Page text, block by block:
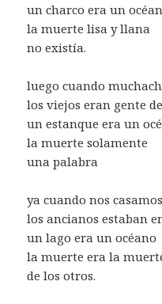
un charco era un
la muerte lisa y llana
no existía.
luego cuando
los viejos eran gente
un estanque era un
la muerte solamente
una palabra
ya cuando nos casamos
los ancianos estaban
un lago era un océano
la muerte era la
de los otros.